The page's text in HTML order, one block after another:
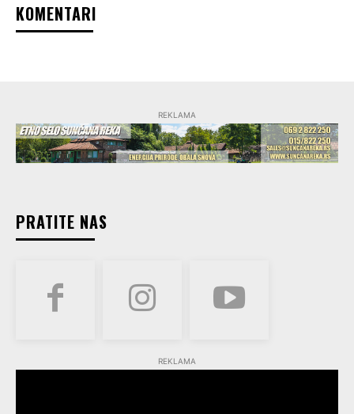
KOMENTARI
REKLAMA
PRATITE NAS
REKLAMA